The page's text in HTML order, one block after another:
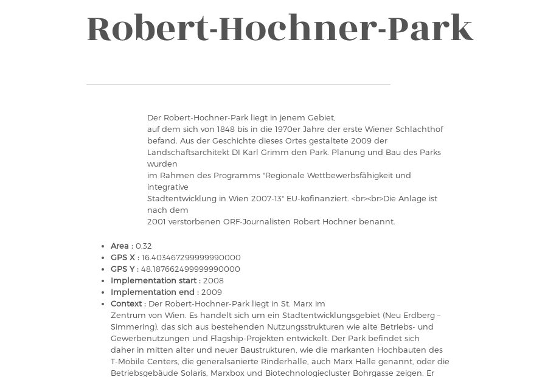
Robert-Hochner-Park
Der Robert-Hochner-Park liegt in jenem Gebiet,
auf dem sich von 1848 bis in die 1970er Jahre der erste Wiener Schlachthof
befand. Aus der Geschichte dieses Ortes gestaltete 2009 der
Landschaftsarchitekt DI Karl Grimm den Park. Planung und Bau des Parks
wurden
im Rahmen des Programms "Regionale Wettbewerbsfähigkeit und
integrative
Stadtentwicklung in Wien 2007-13" EU-kofinanziert. <br><br>Die Anlage ist
nach dem
2001 verstorbenen ORF-Journalisten Robert Hochner benannt.
Area : 0,32
GPS X : 16.403467299999990000
GPS Y : 48.187662499999990000
Implementation start : 2008
Implementation end : 2009
Context : Der Robert-Hochner-Park liegt in St. Marx im
Zentrum von Wien. Es handelt sich um ein Stadtentwicklungsgebiet (Neu Erdberg –
Simmering), das sich aus bestehenden Nutzungsstrukturen wie alte Betriebs- und
Gewerbenutzungen und Flagship-Projekten entwickelt. Der Park befindet sich
daher in mitten alter und neuer Baustrukturen, wie die markanten Hochbauten des
T-Mobile Centers, die generalsanierte Rinderhalle, auch Marx Halle genannt, oder die
Betriebsgebäude Solaris, Marxbox und Biotechnologiecluster Bohrgasse zeigen. Er